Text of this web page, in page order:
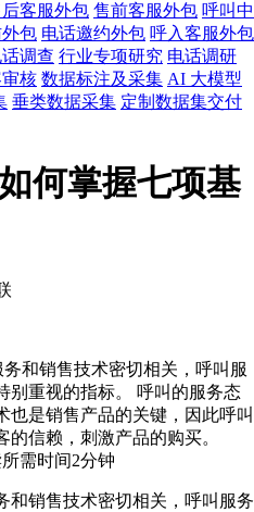
客服外包 售前客服外包 呼叫中
包 电话邀约外包 呼入客服外包
调查 行业专项研究 电话调研
核 数据标注及采集 AI 大模型
垂类数据采集 定制数据集交付
何掌握七项基
和销售技术密切相关，呼叫服
别重视的指标。 呼叫的服务态
也是销售产品的关键，因此呼叫
信赖，刺激产品的购买。
需时间2分钟
销售技术密切相关，呼叫服务